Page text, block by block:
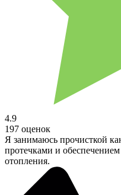
4.9
197 оценок
Я занимаюсь прочисткой
протечками и
отопления.